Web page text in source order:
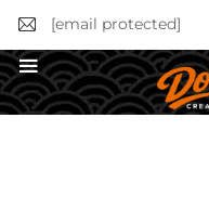
[email protected]